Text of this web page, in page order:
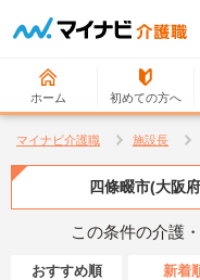
ホーム 初めての方へ
マイナビ介護職 施設長
四條畷市(大阪
この条件の介護
おすすめ順 新着